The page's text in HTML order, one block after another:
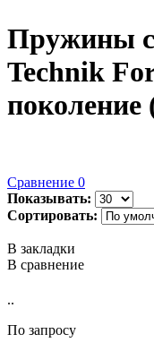
Пружины
Technik
поколение
Сравнение 0
Показывать:
Сортировать:
В закладки
В сравнение
..
По запросу